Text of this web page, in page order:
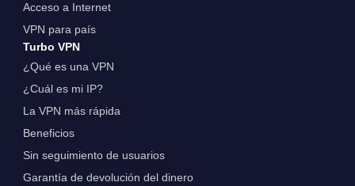
Acceso a Internet
VPN para país
Turbo VPN
¿Qué es una VPN
¿Cuál es mi IP?
La VPN más rápida
Beneficios
Sin seguimiento de usuarios
Garantía de devolución del dinero